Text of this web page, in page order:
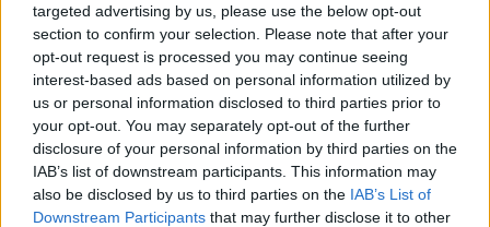
targeted advertising by us, please use the below opt-out
section to confirm your selection. Please note that after your
opt-out request is processed you may continue seeing
interest-based ads based on personal information utilized by
us or personal information disclosed to third parties prior to
your opt-out. You may separately opt-out of the further
disclosure of your personal information by third parties on the
IAB’s list of downstream participants. This information may
also be disclosed by us to third parties on the IAB’s List of
Downstream Participants that may further disclose it to other
Baramats
2-Faktor
Guld
50
Blev medlem 25 November 2017
Senast sedd
Idag kl 19:35